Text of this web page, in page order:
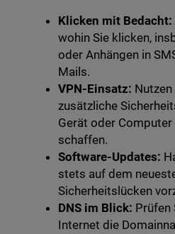
Klicken mit Bedacht:
wohin Sie klicken,
oder Anhängen in
Mails.
VPN-Einsatz: Nutzen
zusätzliche
Gerät oder
schaffen.
Software-Updates:
stets auf dem
Sicherheitslücken
DNS im Blick: Prüfen
Internet die